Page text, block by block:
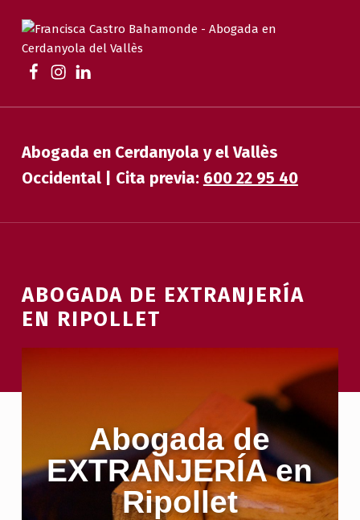
Abogada en Cerdanyola y el Vallès
Occidental | Cita previa: 600 22 95 40
ABOGADA DE EXTRANJERÍA
EN RIPOLLET
Abogada de
EXTRANJERÍA en
Ripollet